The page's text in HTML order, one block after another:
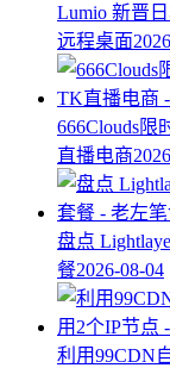
Lumio 新晋
远程桌面
666Clouds限
直播电商
盘点
餐2026-08-04
利用99CDN